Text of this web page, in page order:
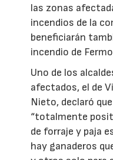
las zonas
incendios de la
beneficiarán
incendio de
Uno de los
afectados, el de
Nieto, declaró
“totalmente
de forraje y paja
hay ganaderos